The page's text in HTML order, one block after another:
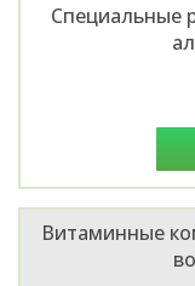
Специальные
Витаминные